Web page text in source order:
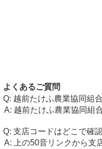
よくあるご質問
越前たけふ農業協同組
越前たけふ農業協同組
支店コードはどこで確
上の50音リンクから支